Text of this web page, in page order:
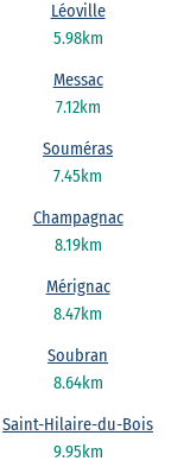
5.98km
Léoville
7.12km
Messac
7.45km
Souméras
8.19km
Champagnac
8.47km
Mérignac
8.64km
Soubran
9.95km
Saint-Hilaire-du-Bois